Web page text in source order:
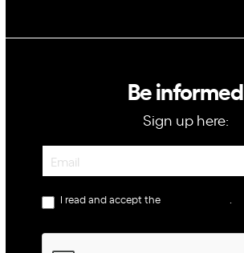
Be informed
Sign up here:
Newsletter
I read and accept the privacy policy.